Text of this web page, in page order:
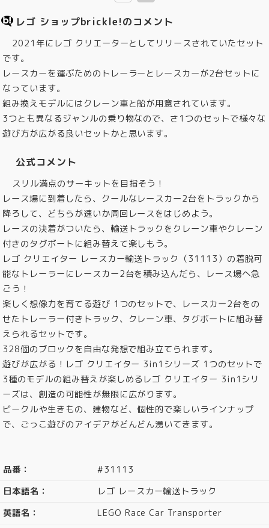
レゴ ショップbrickle!のコメント
2021年にレゴ クリエーターとしてリリースされていたセット
です。
レースカーを運ぶためのトレーラーとレースカーが2台セットに
なっています。
組み換えモデルにはクレーン車と船が用意されています。
3つとも異なるジャンルの乗り物なので、さ1つのセットで様々な
遊び方が広がる良いセットかと思います。
公式コメント
スリル満点のサーキットを目指そう！
レース場に到着したら、クールなレースカー2台をトラックから
降ろして、どちらが速いか周回レースをはじめよう。
レースの決着がついたら、輸送トラックをクレーン車やクレーン
付きのタグボートに組み替えて楽しもう。
レゴ クリエイター レースカー輸送トラック（31113）の着脱可
能なトレーラーにレースカー2台を積み込んだら、レース場へ急
ごう！
楽しく想像力を育てる遊び 1つのセットで、レースカー2台をの
せたトレーラー付きトラック、クレーン車、タグボートに組み替
えられるセットです。
328個のブロックを自由な発想で組み立てられます。
遊びが広がる！レゴ クリエイター 3in1シリーズ 1つのセットで
3種のモデルの組み替えが楽しめるレゴ クリエイター 3in1シリ
ーズは、創造の可能性が無限に広がります。
ビークルや生きもの、建物など、個性的で楽しいラインナップ
で、ごっこ遊びのアイデアがどんどん湧いてきます。
品番：
#31113
日本語名：
レゴ レースカー輸送トラック
英語名：
LEGO Race Car Transporter